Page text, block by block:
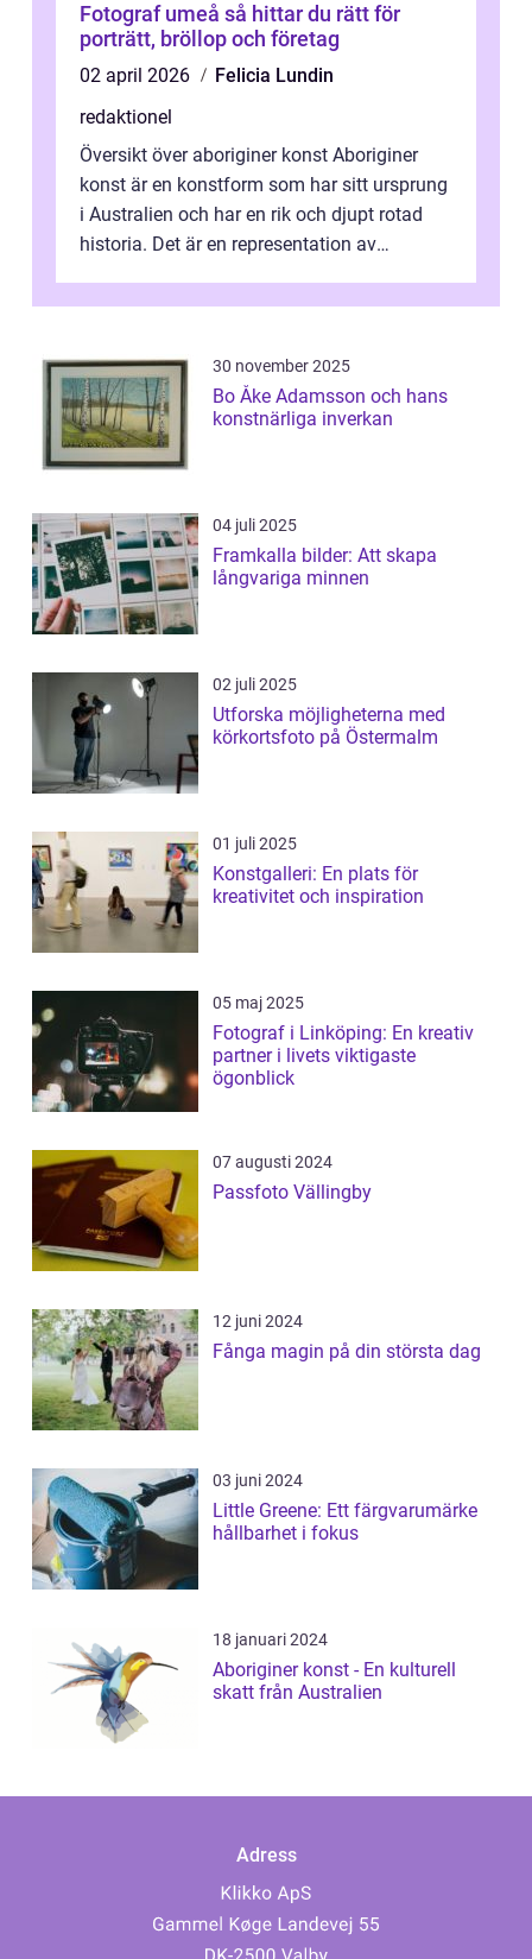
Fotograf umeå så hittar du rätt för
porträtt, bröllop och företag
02 april 2026
Felicia Lundin
redaktionel
Översikt över aboriginer konst Aboriginer
konst är en konstform som har sitt ursprung
i Australien och har en rik och djupt rotad
historia. Det är en representation av
30 november 2025
Bo Åke Adamsson och hans
konstnärliga inverkan
04 juli 2025
Framkalla bilder: Att skapa
långvariga minnen
02 juli 2025
Utforska möjligheterna med
körkortsfoto på Östermalm
01 juli 2025
Konstgalleri: En plats för
kreativitet och inspiration
05 maj 2025
Fotograf i Linköping: En kreativ
partner i livets viktigaste
ögonblick
07 augusti 2024
Passfoto Vällingby
12 juni 2024
Fånga magin på din största dag
03 juni 2024
Little Greene: Ett färgvarumärke
hållbarhet i fokus
18 januari 2024
Aboriginer konst - En kulturell
skatt från Australien
Adress